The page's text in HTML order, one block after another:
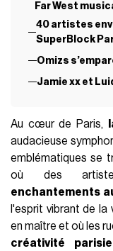
Far West
40 artistes
SuperBlock
Omizs
Jamie xx et
Au cœur de Paris,
audacieuse
emblématiques se
où des
enchantements
l'esprit vibrant de la
en maître et où les
créativité